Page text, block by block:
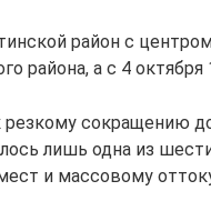
район с
района, а с 4 октября
резкому сокращению
лишь одна из
и массовому